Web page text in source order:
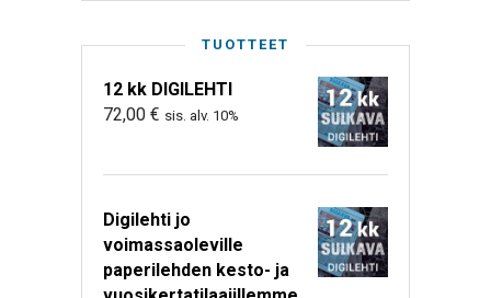
TUOTTEET
12 kk DIGILEHTI
72,00 € sis. alv. 10%
Digilehti jo
voimassaoleville
paperilehden kesto- ja